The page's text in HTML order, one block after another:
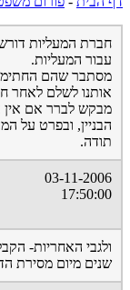
עבור המעליות.
מסתבר שהם החתימו
אותנו לשלם לאחר
מבקש לברר אם אין
הבניין, ובפרט על
תודה.
03-11-2006
17:50:00
שנים מיום מסירת